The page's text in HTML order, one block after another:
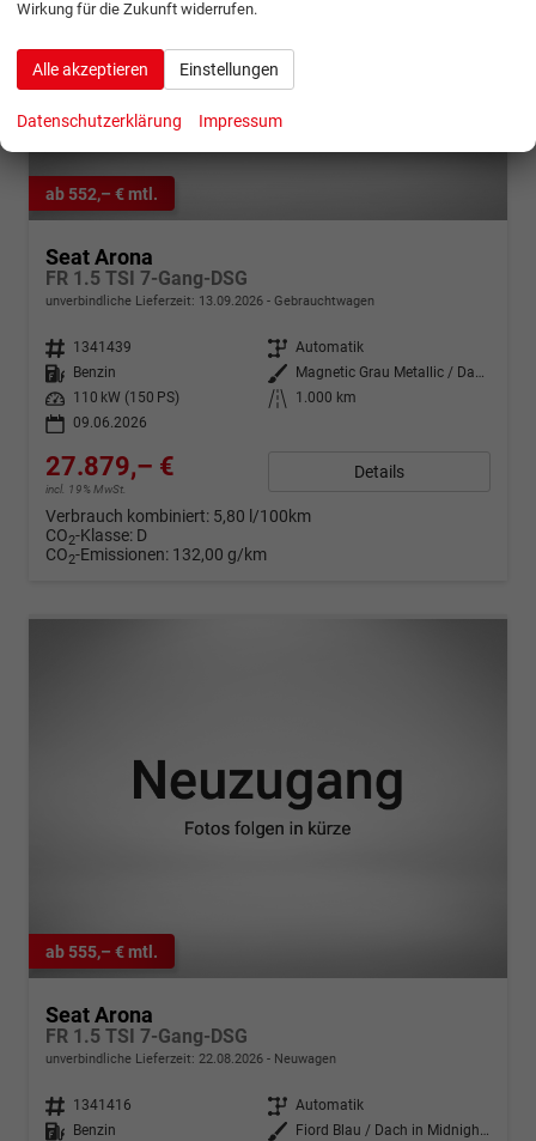
ab 552,– € mtl.
Seat Arona
FR 1.5 TSI 7-Gang-DSG
unverbindliche Lieferzeit: 13.09.2026 Gebrauchtwagen
Fahrzeugnr. 1341439 Getriebe Automatik
Kraftstoff
Benzin Außenfarbe
Magnetic Grau Metallic / Dach in Midnight Schwarz Metallic
Leistung
110 kW (150 PS) Kilometerstand
1.000 km
09.06.2026
27.879,– €
incl. 19% MwSt.
Details
Verbrauch kombiniert: 5,80 l/100km
CO2-Klasse: D
CO2-Emissionen: 132,00 g/km
ab 555,– € mtl.
Seat Arona
FR 1.5 TSI 7-Gang-DSG
unverbindliche Lieferzeit: 22.08.2026 Neuwagen
Fahrzeugnr. 1341416 Getriebe Automatik
Kraftstoff
Benzin Außenfarbe
Fiord Blau / Dach in Midnight Schwarz Metallic
Wirkung für die Zukunft widerrufen.
Alle akzeptieren Einstellungen
Datenschutzerklärung Impressum